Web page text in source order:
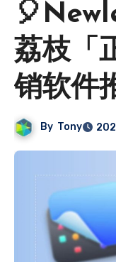
荔枝「
销软件
By Tony